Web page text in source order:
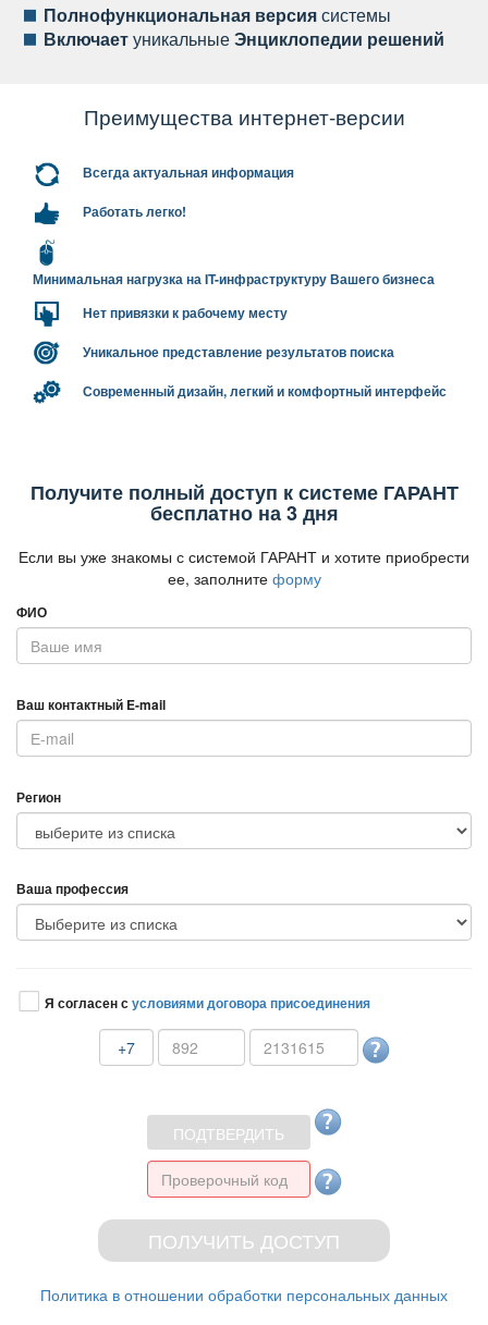
Полнофункциональная версиясистемы
ключаетуникальныеЭнциклопедии решений
Преимущества интернет-версии
сегда актуальная информация
Работать легко!
Минимальная нагрузка на IT-инфраструктуру Вашего бизнеса
Нет привязки к рабочему месту
Уникальное представление результатов поиска
Современный дизайн, легкий и комфортный интерфейс
Получите полный доступ к системе ГАРАНТ
есплатно на 3 дня
Если вы уже знакомы с системой ГАРАНТ и хотите приобрести
ее, заполните форму
ФИО
аш контактный E-mail
Регион
аша профессия
Я согласен сусловиями договора присоединения
+7
Политика в отношении обработки персональных данных